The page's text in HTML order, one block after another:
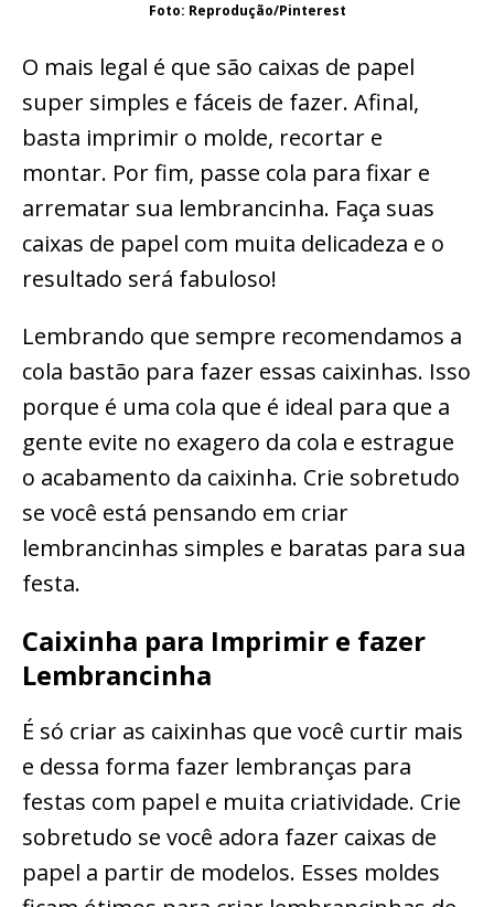
Foto: Reprodução/Pinterest
O mais legal é que são caixas de papel
super simples e fáceis de fazer. Afinal,
basta imprimir o molde, recortar e
montar. Por fim, passe cola para fixar e
arrematar sua lembrancinha. Faça suas
caixas de papel com muita delicadeza e o
resultado será fabuloso!
Lembrando que sempre recomendamos a
cola bastão para fazer essas caixinhas. Isso
porque é uma cola que é ideal para que a
gente evite no exagero da cola e estrague
o acabamento da caixinha. Crie sobretudo
se você está pensando em criar
lembrancinhas simples e baratas para sua
festa.
Caixinha para Imprimir e fazer
Lembrancinha
É só criar as caixinhas que você curtir mais
e dessa forma fazer lembranças para
festas com papel e muita criatividade. Crie
sobretudo se você adora fazer caixas de
papel a partir de modelos. Esses moldes